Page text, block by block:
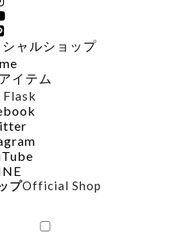
ャルショップ
イテム
プOfficial Shop